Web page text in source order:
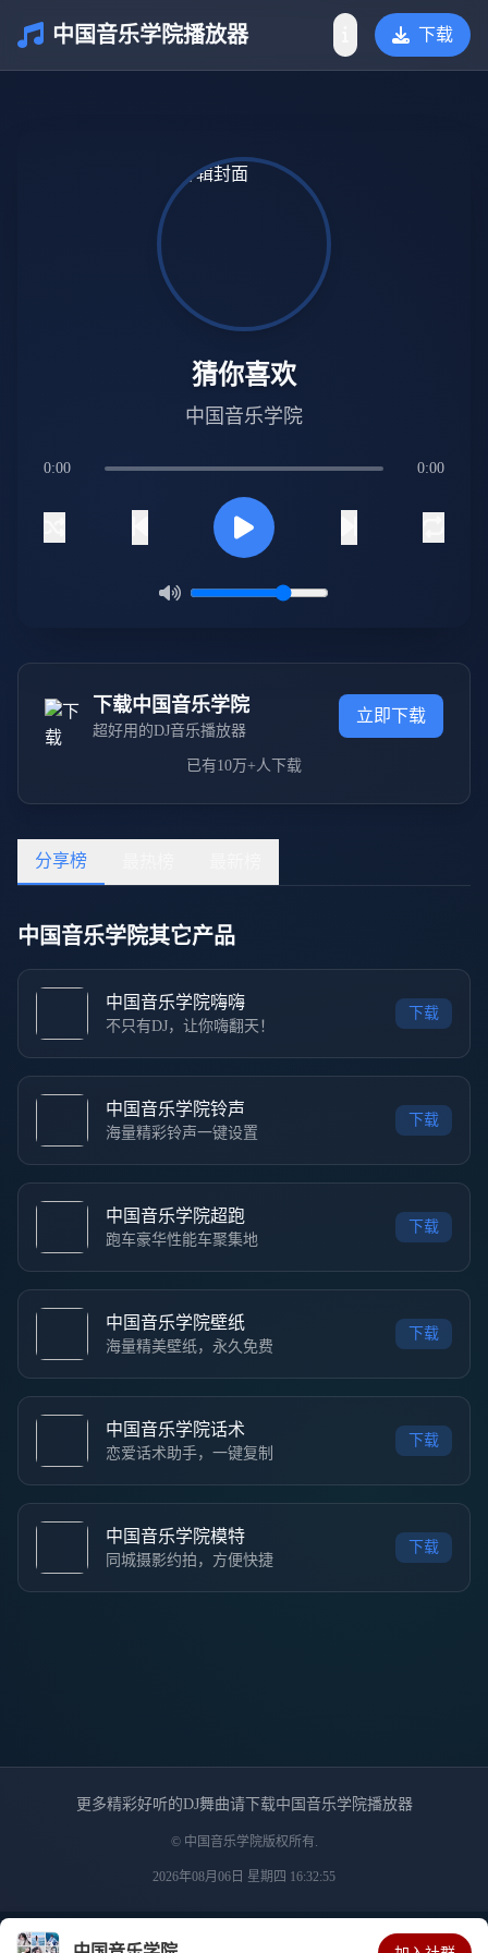
中国音乐学院播放器 下载
介绍
猜你喜欢
中国音乐学院
0:00 0:00
下载中国音乐学院
超好用的DJ音乐播放器
立即下载
已有10万+人下载
分享榜
中国音乐学院其它产品
中国音乐学院嗨嗨
不只有DJ，让你嗨翻天！
下载
中国音乐学院铃声
海量精彩铃声一键设置
下载
中国音乐学院超跑
跑车豪华性能车聚集地
下载
中国音乐学院壁纸
海量精美壁纸，永久免费
下载
中国音乐学院话术
恋爱话术助手，一键复制
下载
中国音乐学院模特
同城摄影约拍，方便快捷
下载
更多精彩好听的DJ舞曲请下载中国音乐学院播放器
© 中国音乐学院版权所有.
2026年08月06日 星期四 16:32:55